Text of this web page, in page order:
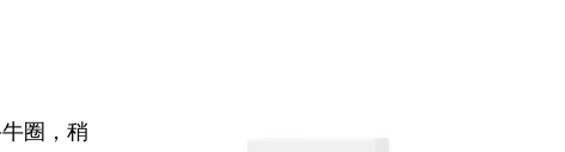
圈，稍